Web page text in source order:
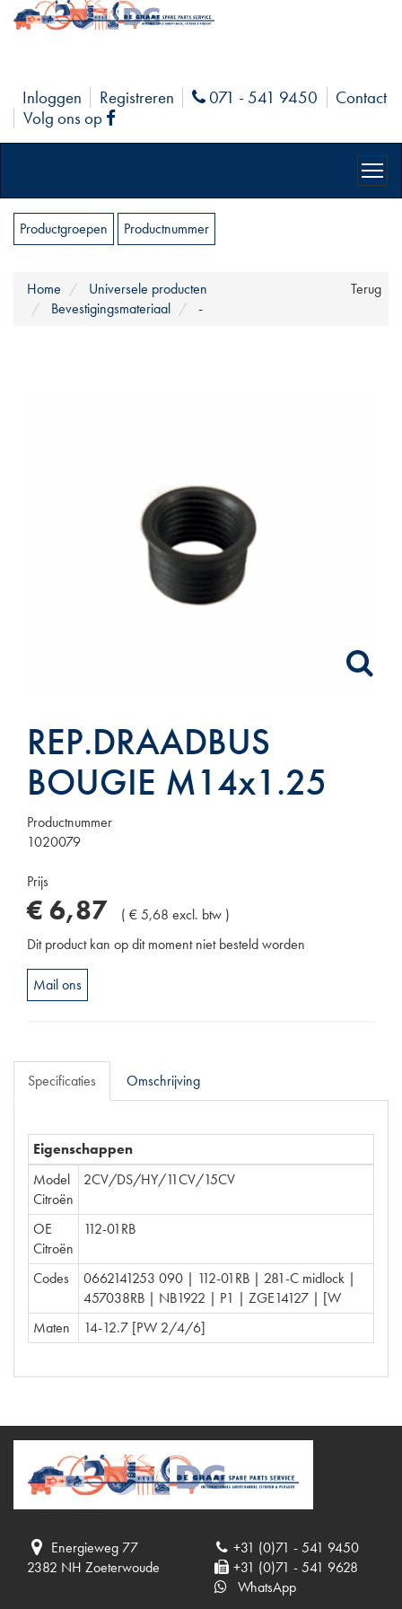
Inloggen Registreren Phone
071 - 541 9450
Contact
Volg ons op
Facebook
Productgroepen Productnummer
Terug
Home
Universele producten
Bevestigingsmateriaal
-
REP.DRAADBUS
BOUGIE M14x1.25
Productnummer
1020079
Prijs
€ 6,87 ( €5,68 excl. btw )
Dit product kan op dit moment niet besteld worden
Mail ons
Specificaties Omschrijving
Eigenschappen
Model
Citroën
2CV/DS/HY/11CV/15CV
OE
Citroën
112-01RB
Codes
0662141253 090 | 112-01RB | 281-C midlock |
457038RB | NB1922 | P1 | ZGE14127 | [W
Maten
14-12.7 [PW 2/4/6]
Energieweg 77
2382 NH Zoeterwoude
+31 (0)71 - 541 9450
+31 (0)71 - 541 9628
WhatsApp